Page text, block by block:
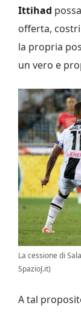
Ittihad
offerta,
la propria
un vero e
La cessione di
SpazioJ.it)
A tal